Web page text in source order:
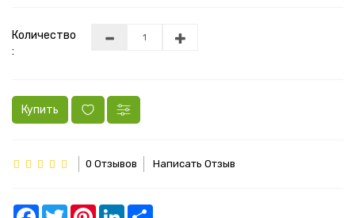
Количество
:
Купить
0 Отзывов Написать Отзыв
Facebook
TwitterPinterestLinkedIn